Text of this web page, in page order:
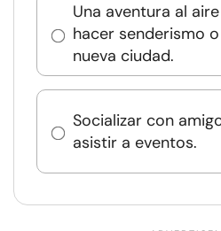
Una aventura al
hacer senderismo
nueva ciudad.
Socializar con
asistir a eventos.